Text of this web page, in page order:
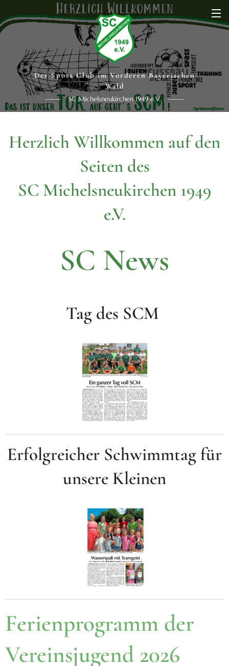
Der Sport Club im Vorderen Bayerischen
Wald
SC Michelsneukirchen 1949 e.V.
Herzlich Willkommen auf den
Seiten des
SC Michelsneukirchen 1949
e.V.
SC News
Tag des SCM
Erfolgreicher Schwimmtag für
unsere Kleinen
Ferienprogramm der
Vereinsjugend 2026